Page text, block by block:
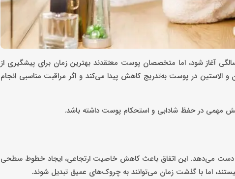
از افراد تصور می‌کنند استفاده از کرم‌های ضد چروک باید از ۴۰ یا ۵۰ سالگی آغاز شود، اما متخصصان پوست معتقدند بهترین زمان برای پیشگیری از
از حدود ۳۰ سالگی، روند تولید کلاژن و الاستین در پوست به‌تدریج کاهش پیدا می‌کند و اگر مراقبت مناسبی انجام
مهمی در حفظ شادابی و استحکام پوست داشته باشد.
طبیعی خود را از دست می‌دهد. این اتفاق باعث کاهش خاصیت ارتجاعی، ایجاد خطوط سطحی
اما با گذشت زمان می‌توانند به چروک‌های عمیق تبدیل شوند.